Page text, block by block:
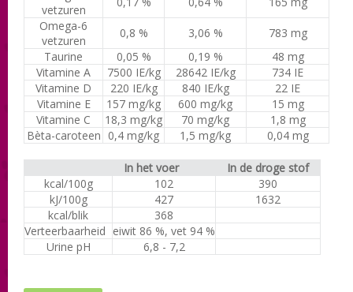
vetzuren
Omega-6
vetzuren
0,8 % 3,06 %
783 mg
Taurine
0,05 % 0,19 %
48 mg
Vitamine A
7500 IE/kg 28642 IE/kg
734 IE
Vitamine D
220 IE/kg 840 IE/kg
22 IE
Vitamine E
157 mg/kg 600 mg/kg
15 mg
Vitamine C
18,3 mg/kg 70 mg/kg
1,8 mg
Bèta-caroteen 0,4 mg/kg 1,5 mg/kg 0,04 mg
In het voer
In de droge stof
kcal/100g
102
390
kJ/100g
427
1632
kcal/blik
368
Verteerbaarheid eiwit 86 %, vet 94 %
Urine pH
6,8 - 7,2